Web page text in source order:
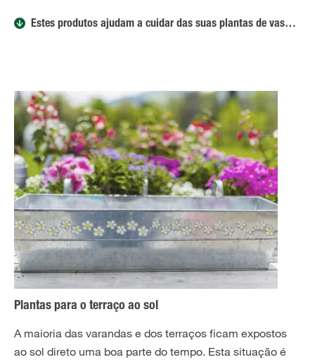
Estes produtos ajudam a cuidar das suas plantas de vaso e varanda
Plantas para o terraço ao sol
A maioria das varandas e dos terraços ficam expostos
ao sol direto uma boa parte do tempo. Esta situação é